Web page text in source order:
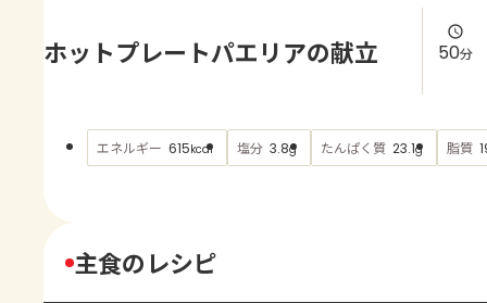
AJINOMOTO PARK とは
ホットプレートパエリアの献立 50分
エネルギー 615kcal 塩分 3.8g たんぱく質 23.1g 脂質
主食のレシピ